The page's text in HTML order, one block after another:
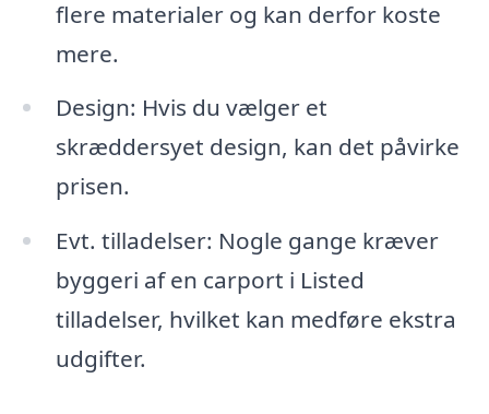
flere materialer og kan derfor koste
mere.
Design: Hvis du vælger et
skræddersyet design, kan det påvirke
prisen.
Evt. tilladelser: Nogle gange kræver
byggeri af en carport i Listed
tilladelser, hvilket kan medføre ekstra
udgifter.